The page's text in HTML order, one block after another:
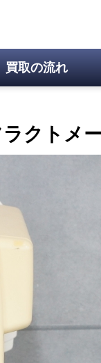
買取の流れ
クトメ